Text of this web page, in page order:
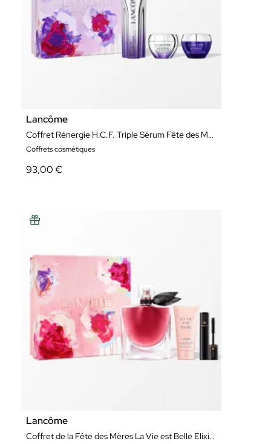
Lancôme
Coffret Rénergie H.C.F. Triple Sérum Fête des Mères - Édition Limitée
Coffrets cosmétiques
93,00 €
Lancôme
Coffret de la Fête des Mères La Vie est Belle Elixir Eau de Parfum